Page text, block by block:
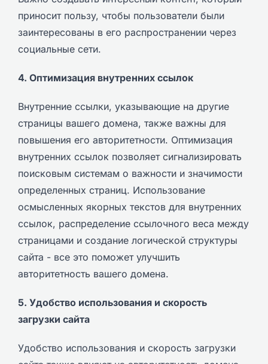
приносит пользу, чтобы пользователи были
заинтересованы в его распространении через
социальные сети.
4. Оптимизация внутренних ссылок
Внутренние ссылки, указывающие на другие
страницы вашего домена, также важны для
повышения его авторитетности. Оптимизация
внутренних ссылок позволяет сигнализировать
поисковым системам о важности и значимости
определенных страниц. Использование
осмысленных якорных текстов для внутренних
ссылок, распределение ссылочного веса между
страницами и создание логической структуры
сайта - все это поможет улучшить
авторитетность вашего домена.
5. Удобство использования и скорость
загрузки сайта
Удобство использования и скорость загрузки